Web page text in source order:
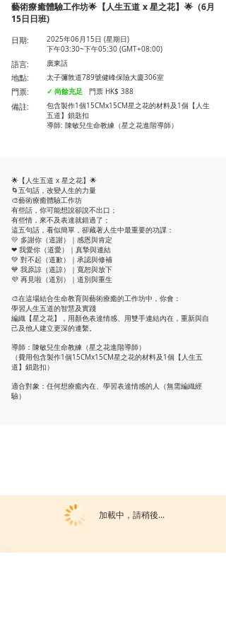
藝術療癒體驗工作坊🌟【人生五道 x 星之花】🌟（6月
15日日班)
日期:
2025年06月15日 (星期日)
下午03:30~下午05:30 (GMT+08:00)
語言: 廣東話
地點: 太子彌敦道789號健峰保險大廈306室
門票: ✓ 尚餘充足 門票 HK$ 388
備註:
包含製作1個15CMx15CM星之花的材料及1個【人生
五道】鎖匙扣
導師: 陳敏兒生命教練（星之花進階導師）
🌟【人生五道 x 星之花】🌟
🌀五句話，改變人生的力量
🎨藝術療癒體驗工作坊
有些話，你可能想說卻說不出口；
有些情，來不及表達就錯過了；
這五句話，看似簡單，卻藏著人生中最重要的功課：
💛 多謝你（道謝）｜感恩與肯定
❤ 我愛你（道愛）｜真摯與連結
💚 對不起（道歉）｜承認與修補
💙 我原諒（道諒）｜寬恕與放下
💜 再見啦（道別）｜道別與重生
🎨在這場結合生命教育與藝術療癒的工作坊中，你會：
學習人生五道的智慧及實踐
編織【星之花】，用顏色表達情感、用雙手連結內在，重新與自
己及他人建立更深的連繫。
導師：陳敏兒生命教練（星之花進階導師）
（費用包含製作1個15CMx15CM星之花的材料及1個【人生五
道】鎖匙扣）
適合對象：任何想療癒內在、學習表達情感的人（無需編織經
驗）
加載中，請稍後...